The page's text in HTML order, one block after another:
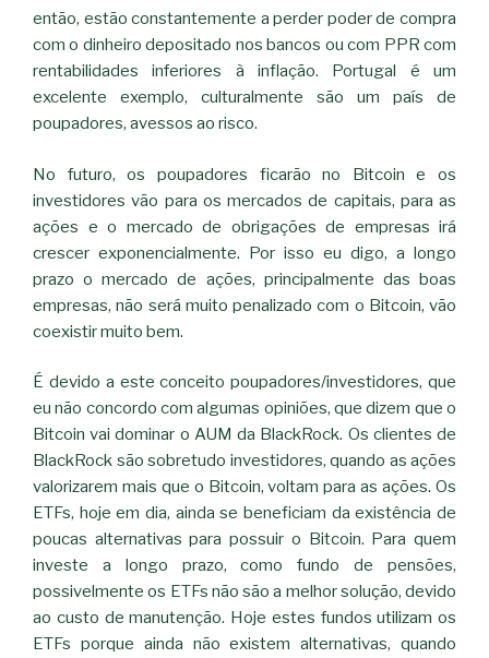
então, estão constantemente a perder poder de compra
com o dinheiro depositado nos bancos ou com PPR com
rentabilidades inferiores à inflação. Portugal é um
excelente exemplo, culturalmente são um país de
poupadores, avessos ao risco.
No futuro, os poupadores ficarão no Bitcoin e os
investidores vão para os mercados de capitais, para as
ações e o mercado de obrigações de empresas irá
crescer exponencialmente. Por isso eu digo, a longo
prazo o mercado de ações, principalmente das boas
empresas, não será muito penalizado com o Bitcoin, vão
coexistir muito bem.
É devido a este conceito poupadores/investidores, que
eu não concordo com algumas opiniões, que dizem que o
Bitcoin vai dominar o AUM da BlackRock. Os clientes de
BlackRock são sobretudo investidores, quando as ações
valorizarem mais que o Bitcoin, voltam para as ações. Os
ETFs, hoje em dia, ainda se beneficiam da existência de
poucas alternativas para possuir o Bitcoin. Para quem
investe a longo prazo, como fundo de pensões,
possivelmente os ETFs não são a melhor solução, devido
ao custo de manutenção. Hoje estes fundos utilizam os
ETFs porque ainda não existem alternativas, quando